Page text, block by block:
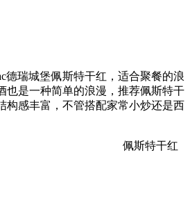
德瑞城堡佩斯特干红，适合聚餐的浪
也是一种简单的浪漫，推荐佩斯特干
构感丰富，不管搭配家常小炒还是西